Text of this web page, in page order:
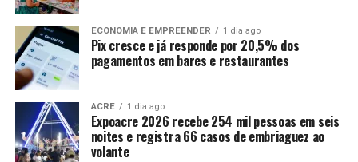
ECONOMIA E EMPREENDER 1 dia ago
Pix cresce e já responde por 20,5% dos
pagamentos em bares e restaurantes
ACRE 1 dia ago
Expoacre 2026 recebe 254 mil pessoas em seis
noites e registra 66 casos de embriaguez ao
volante